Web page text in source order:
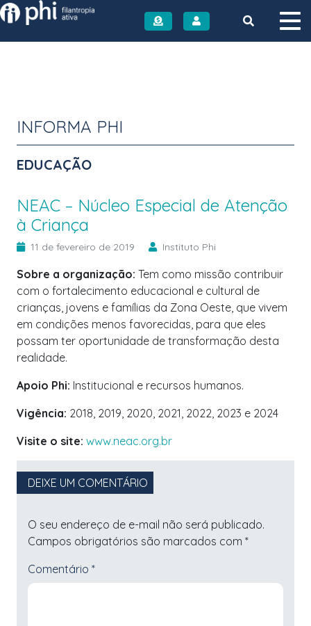
Instituto PHI
INFORMA PHI
EDUCAÇÃO
NEAC – Núcleo Especial de Atenção
à Criança
11 de fevereiro de 2019 Instituto Phi
Sobre a organização: Tem como missão contribuir
com o fortalecimento educacional e cultural de
crianças, jovens e famílias da Zona Oeste, que vivem
em condições menos favorecidas, para que eles
possam ter oportunidade de transformação desta
realidade.
Apoio Phi: Institucional e recursos humanos.
Vigência: 2018, 2019, 2020, 2021, 2022, 2023 e 2024
Visite o site: www.neac.org.br
DEIXE UM COMENTÁRIO
O seu endereço de e-mail não será publicado.
Campos obrigatórios são marcados com *
Comentário *